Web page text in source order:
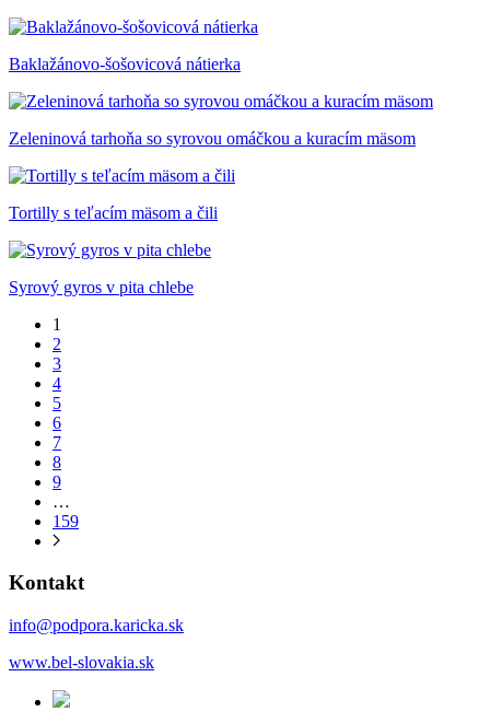
Baklažánovo-šošovicová nátierka
Zeleninová tarhoňa so syrovou omáčkou a kuracím mäsom
Tortilly s teľacím mäsom a čili
Syrový gyros v pita chlebe
1
2
3
4
5
6
7
8
9
…
159
Kontakt
info@podpora.karicka.sk
www.bel-slovakia.sk